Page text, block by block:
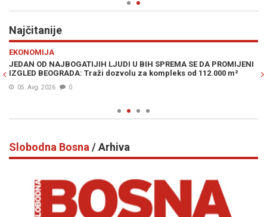
Najčitanije
EKONOMIJA
JEDAN OD NAJBOGATIJIH LJUDI U BIH SPREMA SE DA PROMIJENI
IZGLED BEOGRADA: Traži dozvolu za kompleks od 112.000 m²
05. Avg. 2026 0
Slobodna Bosna / Arhiva